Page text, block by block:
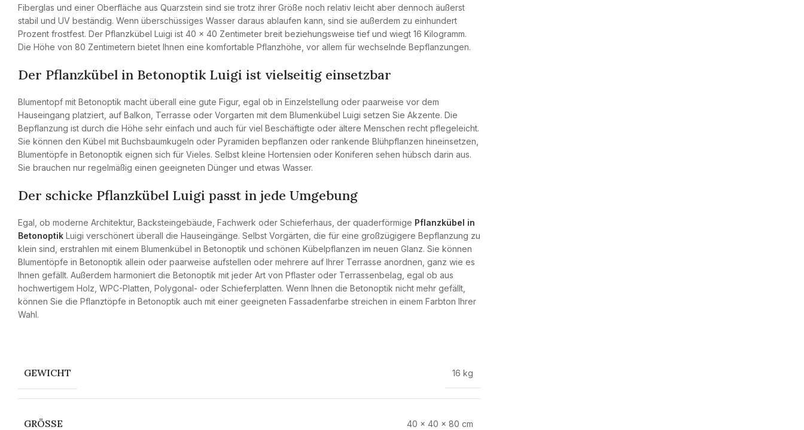
Fiberglas und einer Oberfläche aus Quarzstein sind sie trotz ihrer Größe noch relativ leicht aber dennoch äußerst
stabil und UV beständig. Wenn überschüssiges Wasser daraus ablaufen kann, sind sie außerdem zu einhundert
Prozent frostfest. Der Pflanzkübel Luigi ist 40 x 40 Zentimeter breit beziehungsweise tief und wiegt 16 Kilogramm.
Die Höhe von 80 Zentimetern bietet Ihnen eine komfortable Pflanzhöhe, vor allem für wechselnde Bepflanzungen.
Der Pflanzkübel in Betonoptik Luigi ist vielseitig einsetzbar
Blumentopf mit Betonoptik macht überall eine gute Figur, egal ob in Einzelstellung oder paarweise vor dem
Hauseingang platziert, auf Balkon, Terrasse oder Vorgarten mit dem Blumenkübel Luigi setzen Sie Akzente. Die
Bepflanzung ist durch die Höhe sehr einfach und auch für viel Beschäftigte oder ältere Menschen recht pflegeleicht.
Sie können den Kübel mit Buchsbaumkugeln oder Pyramiden bepflanzen oder rankende Blühpflanzen hineinsetzen,
Blumentöpfe in Betonoptik eignen sich für Vieles. Selbst kleine Hortensien oder Koniferen sehen hübsch darin aus.
Sie brauchen nur regelmäßig einen geeigneten Dünger und etwas Wasser.
Der schicke Pflanzkübel Luigi passt in jede Umgebung
Egal, ob moderne Architektur, Backsteingebäude, Fachwerk oder Schieferhaus, der quaderförmige Pflanzkübel in
Betonoptik Luigi verschönert überall die Hauseingänge. Selbst Vorgärten, die für eine großzügigere Bepflanzung zu
klein sind, erstrahlen mit einem Blumenkübel in Betonoptik und schönen Kübelpflanzen im neuen Glanz. Sie können
Blumentöpfe in Betonoptik allein oder paarweise aufstellen oder mehrere auf Ihrer Terrasse anordnen, ganz wie es
Ihnen gefällt. Außerdem harmoniert die Betonoptik mit jeder Art von Pflaster oder Terrassenbelag, egal ob aus
hochwertigem Holz, WPC-Platten, Polygonal- oder Schieferplatten. Wenn Ihnen die Betonoptik nicht mehr gefällt,
können Sie die Pflanztöpfe in Betonoptik auch mit einer geeigneten Fassadenfarbe streichen in einem Farbton Ihrer
Wahl.
GEWICHT 16 kg
GRÖSSE 40 × 40 × 80 cm